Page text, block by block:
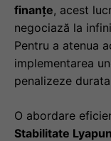
finanțe, acest
negociază la
Pentru a atenua
implementarea
penalizeze
O abordare
Stabilitate